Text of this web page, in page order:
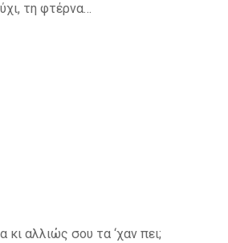
τη φτέρνα…
αλλιώς σου τα ‘χαν πει;